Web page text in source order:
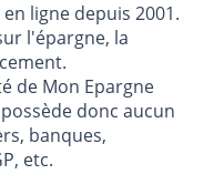
ligne depuis 2001.
l'épargne, la
de Mon Epargne
donc aucun
banques,
etc.